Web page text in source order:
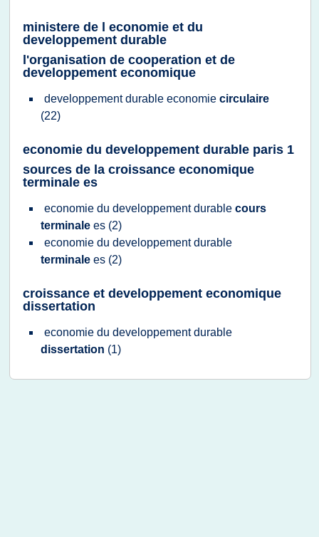
ministere de l economie et du
developpement durable
l'organisation de cooperation et de
developpement economique
developpement durable economie circulaire
(22)
economie du developpement durable paris 1
sources de la croissance economique
terminale es
economie du developpement durable cours
terminale es (2)
economie du developpement durable
terminale es (2)
croissance et developpement economique
dissertation
economie du developpement durable
dissertation (1)